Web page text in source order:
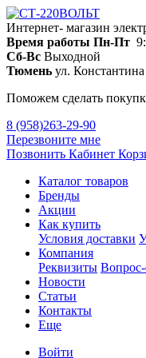
Интернет- магазин
Время работы Пн-Пт
Сб-Вс Выходной
Тюмень ул.
Поможем сделать
8 (958)263-29-90
Перезвоните мне
Позвонить Кабинет
Каталог товаров
Бренды
Акции
Как купить
Условия доставки
Компания
Реквизиты Вопрос-
Новости
Статьи
Контакты
Еще
Войти